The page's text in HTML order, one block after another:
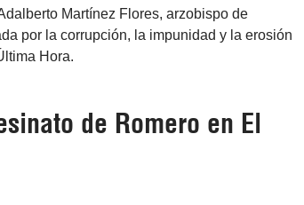
Martínez Flores, arzobispo de
por la corrupción, la impunidad y la erosión
Hora.
de Romero en El